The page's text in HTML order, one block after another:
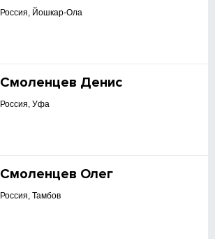
Россия, Йошкар-Ола
Смоленцев Денис
Россия, Уфа
Смоленцев Олег
Россия, Тамбов